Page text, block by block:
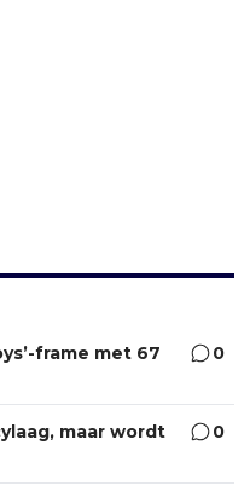
frame met 67
0
maar wordt
0